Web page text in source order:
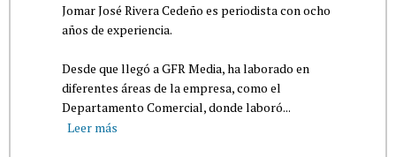
Jomar José Rivera Cedeño es periodista con ocho
años de experiencia.
Desde que llegó a GFR Media, ha laborado en
diferentes áreas de la empresa, como el
Departamento Comercial, donde laboró...
Leer más